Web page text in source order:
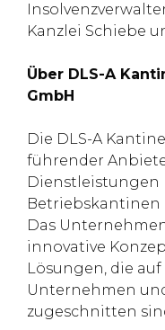
Kanzlei Schiebe
Über DLS-A
GmbH
Die DLS-A
führender
Dienstleistungen
Betriebskantinen
Das
innovative
Lösungen, die
Unternehmen
zugeschnitten